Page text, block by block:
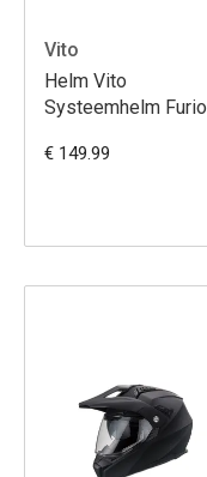
Vito
Helm Vito
Systeemhelm Furio
€ 149.99